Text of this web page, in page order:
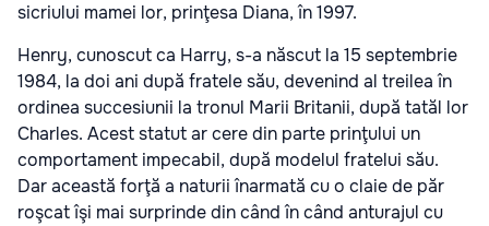
sicriului mamei lor, prinţesa Diana, în 1997.
Henry, cunoscut ca Harry, s-a născut la 15 septembrie
1984, la doi ani după fratele său, devenind al treilea în
ordinea succesiunii la tronul Marii Britanii, după tatăl lor
Charles. Acest statut ar cere din parte prinţului un
comportament impecabil, după modelul fratelui său.
Dar această forţă a naturii înarmată cu o claie de păr
roşcat îşi mai surprinde din când în când anturajul cu